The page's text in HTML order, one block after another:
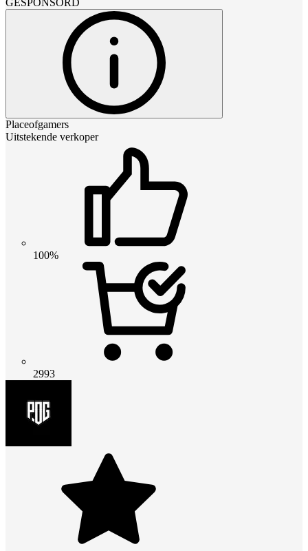
Placeofgamers
Uitstekende verkoper
100%
2993